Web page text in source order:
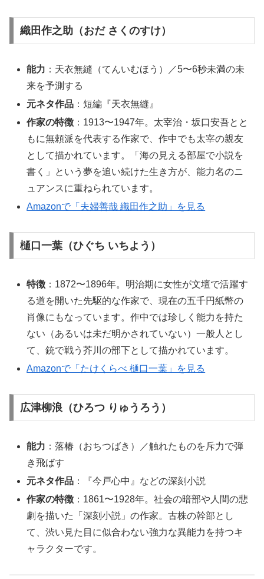
織田作之助（おだ さくのすけ）
能力 ：天衣無縫（てんいむほう）／5〜6秒未満の未
来を予測する
元ネタ作品 ：短編『天衣無縫』
作家の特徴 ：1913〜1947年。太宰治・坂口安吾とと
もに無頼派を代表する作家で、作中でも太宰の親友
として描かれています。「海の見える部屋で小説を
書く」という夢を追い続けた生き方が、能力名のニ
ュアンスに重ねられています。
Amazonで「夫婦善哉 織田作之助」を見る
樋口一葉（ひぐち いちよう）
特徴 ：1872〜1896年。明治期に女性が文壇で活躍す
る道を開いた先駆的な作家で、現在の五千円紙幣の
肖像にもなっています。作中では珍しく能力を持た
ない（あるいは未だ明かされていない）一般人とし
て、銃で戦う芥川の部下として描かれています。
Amazonで「たけくらべ 樋口一葉」を見る
広津柳浪（ひろつ りゅうろう）
能力 ：落椿（おちつばき）／触れたものを斥力で弾
き飛ばす
元ネタ作品 ：『今戸心中』などの深刻小説
作家の特徴 ：1861〜1928年。社会の暗部や人間の悲
劇を描いた「深刻小説」の作家。古株の幹部とし
て、渋い見た目に似合わない強力な異能力を持つキ
ャラクターです。